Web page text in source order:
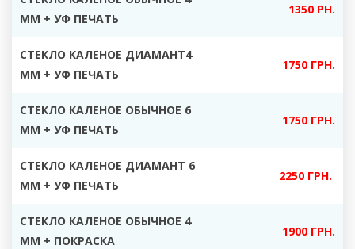
ММ + УФ ПЕЧАТЬ
1350 РН.
СТЕКЛО КАЛЕНОЕ ДИАМАНТ4
ММ + УФ ПЕЧАТЬ
1750 ГРН.
СТЕКЛО КАЛЕНОЕ ОБЫЧНОЕ 6
ММ + УФ ПЕЧАТЬ
1750 ГРН.
СТЕКЛО КАЛЕНОЕ ДИАМАНТ 6
ММ + УФ ПЕЧАТЬ
2250 ГРН.
СТЕКЛО КАЛЕНОЕ ОБЫЧНОЕ 4
ММ + ПОКРАСКА
1900 ГРН.